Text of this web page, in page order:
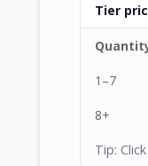
Tier
1–7
8+
Tip: